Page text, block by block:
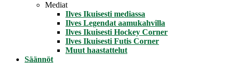
Mediat
Ilves Ikuisesti mediassa
Ilves Legendat aamukahvilla
Ilves Ikuisesti Hockey Corner
Ilves Ikuisesti Futis Corner
Muut haastattelut
Säännöt